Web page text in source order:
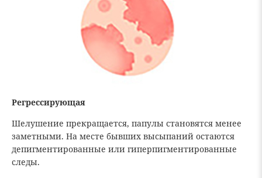
Регрессирующая
Шелушение прекращается, папулы становятся менее
заметными. На месте бывших высыпаний остаются
депигментированные или гиперпигментированные
следы.